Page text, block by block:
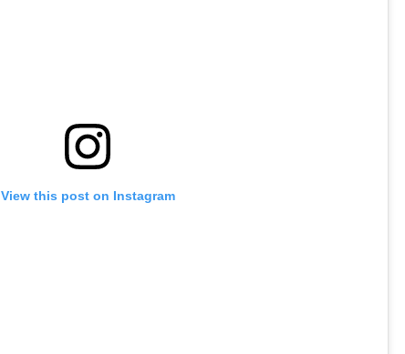
View this post on Instagram